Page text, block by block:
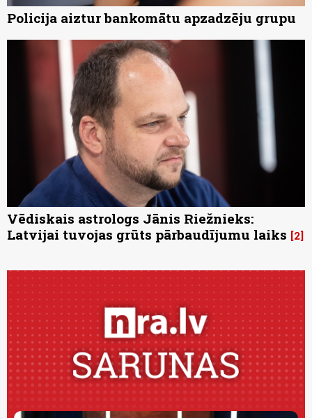
Policija aiztur bankomātu apzadzēju grupu
Vēdiskais astrologs Jānis Riežnieks:
Latvijai tuvojas grūts pārbaudījumu laiks 2